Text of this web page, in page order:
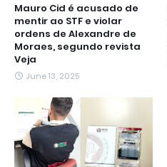
Mauro Cid é acusado de
mentir ao STF e violar
ordens de Alexandre de
Moraes, segundo revista
Veja
June 13, 2025